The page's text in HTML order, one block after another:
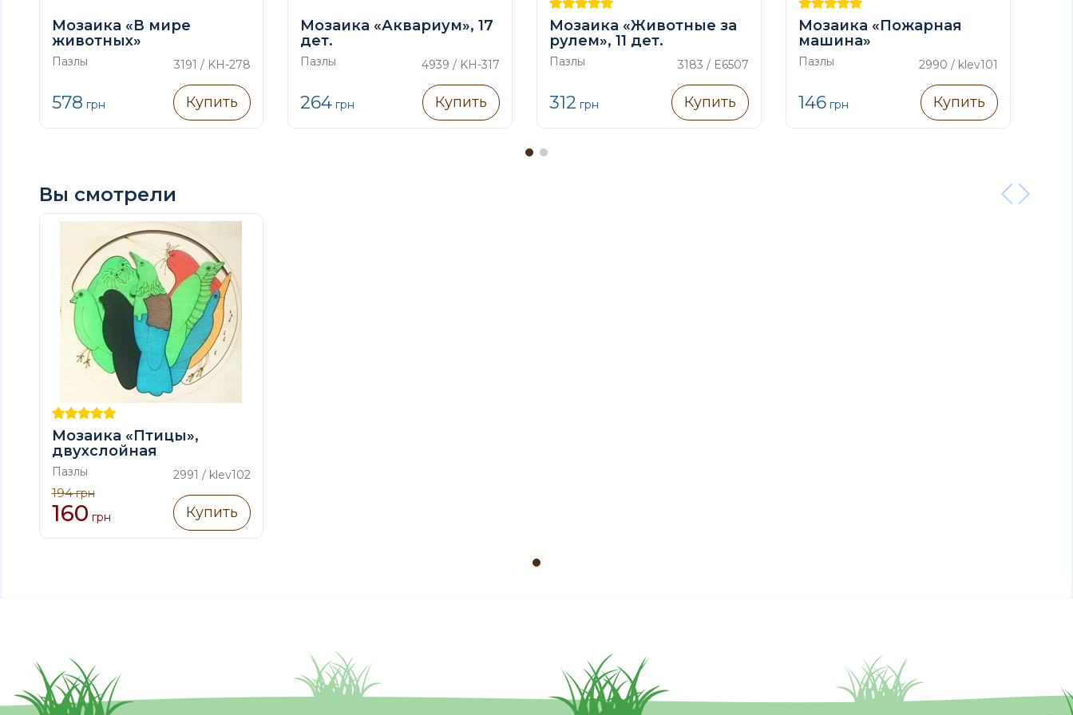
Мозаика «В мире
животных»
Пазлы 3191 / KH-278
578 грн Купить
Мозаика «Аквариум», 17
дет.
Пазлы 4939 / KH-317
264 грн Купить
Мозаика «Животные за
рулем», 11 дет.
Пазлы 3183 / E6507
312 грн Купить
Мозаика «Пожарная
машина»
Пазлы 2990 / klev101
146грн Купить
Вы смотрели
Мозаика «Птицы»,
двухслойная
Пазлы 2991 / klev102
194грн
160 грн Купить